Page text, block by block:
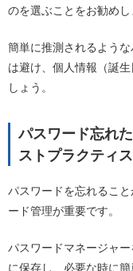
のを選ぶことをお勧めし
簡単に推測されるよう
は避け、個人情報（誕
しょう。
パスワード忘れ
ストプラクティス
パスワードを忘れるこ
ード管理が重要です。
パスワードマネージャ
に保存し、必要な時に簡